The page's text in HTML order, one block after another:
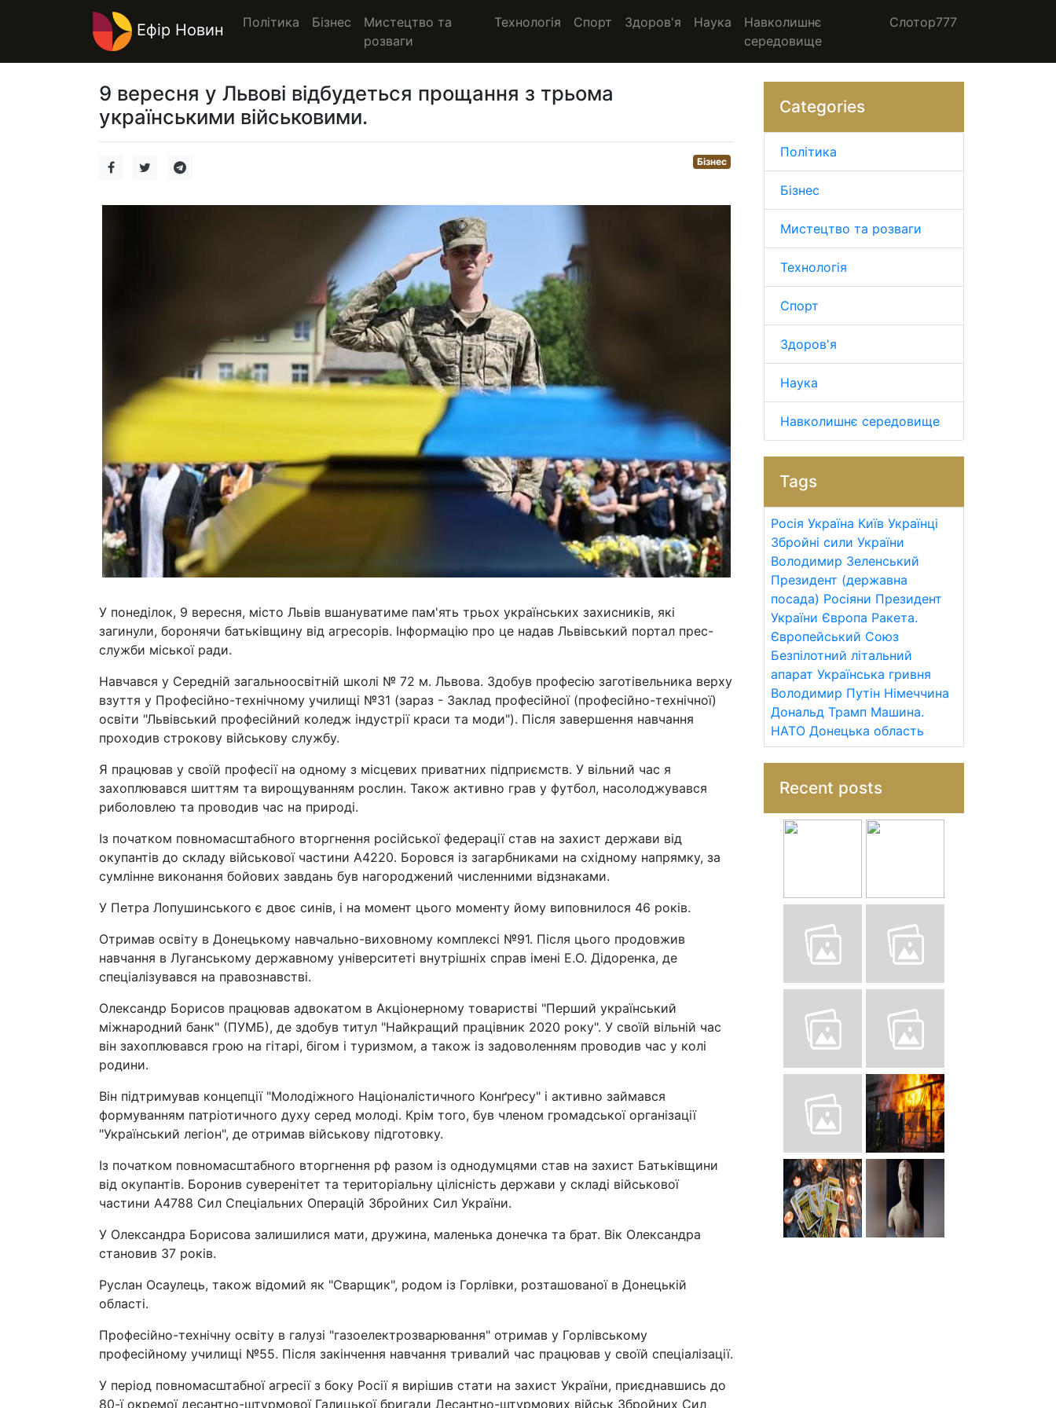
Ефір Новин Політика Бізнес
Мистецтво та
розваги
Технологія Спорт Здоров'я Наука
Навколишнє
середовище
Слотор777
9 вересня у Львові відбудеться прощання з трьома
українськими військовими.
Бізнес
У понеділок, 9 вересня, місто Львів вшануватиме пам'ять трьох українських захисників, які
загинули, боронячи батьківщину від агресорів. Інформацію про це надав Львівський портал прес-
служби міської ради.
Навчався у Середній загальноосвітній школі № 72 м. Львова. Здобув професію заготівельника верху
взуття у Професійно-технічному училищі №31 (зараз - Заклад професійної (професійно-технічної)
освіти "Львівський професійний коледж індустрії краси та моди"). Після завершення навчання
проходив строкову військову службу.
Я працював у своїй професії на одному з місцевих приватних підприємств. У вільний час я
захоплювався шиттям та вирощуванням рослин. Також активно грав у футбол, насолоджувався
риболовлею та проводив час на природі.
Із початком повномасштабного вторгнення російської федерації став на захист держави від
окупантів до складу військової частини А4220. Боровся із загарбниками на східному напрямку, за
сумлінне виконання бойових завдань був нагороджений численними відзнаками.
У Петра Лопушинського є двоє синів, і на момент цього моменту йому виповнилося 46 років.
Отримав освіту в Донецькому навчально-виховному комплексі №91. Після цього продовжив
навчання в Луганському державному університеті внутрішніх справ імені Е.О. Дідоренка, де
спеціалізувався на правознавстві.
Олександр Борисов працював адвокатом в Акціонерному товаристві "Перший український
міжнародний банк" (ПУМБ), де здобув титул "Найкращий працівник 2020 року". У своїй вільній час
він захоплювався грою на гітарі, бігом і туризмом, а також із задоволенням проводив час у колі
родини.
Він підтримував концепції "Молодіжного Націоналістичного Конґресу" і активно займався
формуванням патріотичного духу серед молоді. Крім того, був членом громадської організації
"Український легіон", де отримав військову підготовку.
Із початком повномасштабного вторгнення рф разом із однодумцями став на захист Батьківщини
від окупантів. Боронив суверенітет та територіальну цілісність держави у складі військової
частини А4788 Сил Спеціальних Операцій Збройних Сил України.
У Олександра Борисова залишилися мати, дружина, маленька донечка та брат. Вік Олександра
становив 37 років.
Руслан Осаулець, також відомий як "Сварщик", родом із Горлівки, розташованої в Донецькій
області.
Професійно-технічну освіту в галузі "газоелектрозварювання" отримав у Горлівському
професійному училищі №55. Після закінчення навчання тривалий час працював у своїй спеціалізації.
У період повномасштабної агресії з боку Росії я вирішив стати на захист України, приєднавшись до
80-ї окремої десантно-штурмової Галицької бригади Десантно-штурмових військ Збройних Сил
Categories
Політика
Бізнес
Мистецтво та розваги
Технологія
Спорт
Здоров'я
Наука
Навколишнє середовище
Tags
Росія Україна Київ Українці
Збройні сили України
Володимир Зеленський
Президент (державна
посада) Росіяни Президент
України Європа Ракета.
Європейський Союз
Безпілотний літальний
апарат Українська гривня
Володимир Путін Німеччина
Дональд Трамп Машина.
НАТО Донецька область
Recent posts